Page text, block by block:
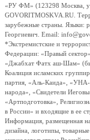
«РУ ФМ» (123298 Москва,
GOVORITMOSKVA.RU.
зарубежные страны. Языки:
Георгиевич. Email:
*Экстремистские и
Федерации: «Правый
«Джабхат Фатх аш-Шам»
Коалиция исламских
партия, «Аль-Каида»,
народа», «Свидетели
«Артподготовка»,
в России» и входящие в ее
Информация, размещенная
дизайна, логотипы,